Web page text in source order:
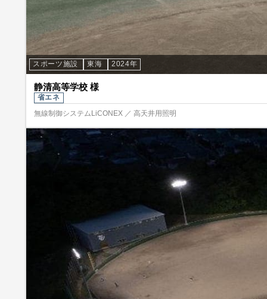
スポーツ施設 東海 2024年
静清高等学校 様
省エネ
無線制御システムLiCONEX ／ 高天井用照明